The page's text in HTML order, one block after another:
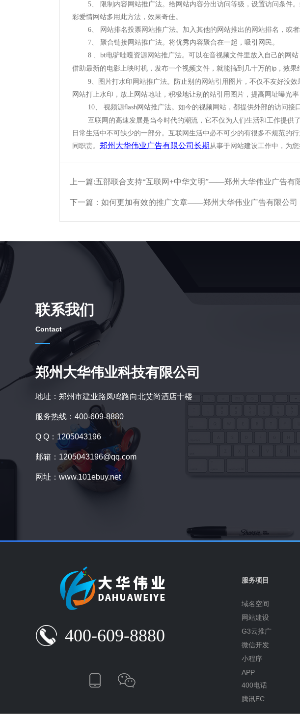
5、 限制内容网站推广法。给网站内容分出访问等级，设置访问条件
彩爱情网站多用此方法，效果奇佳。
6、 网站排名投票网站推广法。加入其他的网站推出的网站排名，或
7、 聚合链接网站推广法。将优秀内容聚合在一起，吸引网民。
8 、 bt电驴哇嘎资源网站推广法。可以在音视频文件里放入自己的网
借助最新的电影上映时机，发布一个视频文件，就能搞到几十万的ip ，效果
9、图片打水印网站推广法。防止别的网站引用图片，不仅不友好没
网站打上水印，放上网站地址，积极地让别的站引用图片，提高网址曝
10、 视频源flash网站推广法。如今的视频网站，都提供外部的访问接
互联网的高速发展是当今时代的潮流，它不仅为人们生活和工作提供
日常生活中不可缺少的一部分。互联网生活中必不可少的有很多不规范的
同职责。 郑州大华伟业广告有限公司长期 从事于网站建设工作中，为
上一篇:五部联合支持“互联网+中华文明”——郑州大华伟业广告有
下一篇： 如何更加有效的推广文章——郑州大华伟业广告有限公司
联系我们
Contact
郑州大华伟业科技有限公司
地址：郑州市建业路凤鸣路向北艾尚酒店十楼
服务热线：400-609-8880
Q Q：1205043196
邮箱：1205043196@qq.com
网址：www.101ebuy.net
400-609-8880
服务项目
域名空间
网站建设
G3云推广
微信开发
小程序
APP
400电话
腾讯EC